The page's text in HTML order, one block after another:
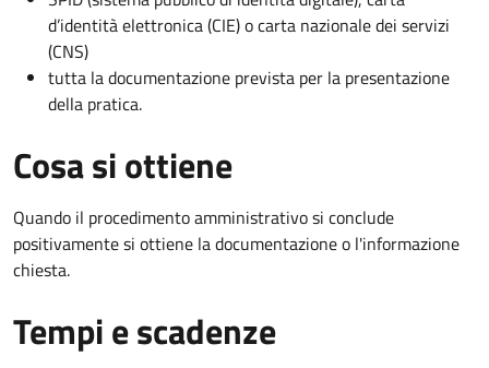
d’identità elettronica (CIE) o carta nazionale dei servizi
(CNS)
tutta la documentazione prevista per la presentazione
della pratica.
Cosa si ottiene
Quando il procedimento amministrativo si conclude
positivamente si ottiene la documentazione o l'informazione
chiesta.
Tempi e scadenze